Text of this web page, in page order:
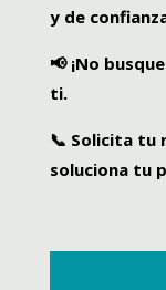
y de
📢 ¡No
ti.
📞 Solicita tu
soluciona tu